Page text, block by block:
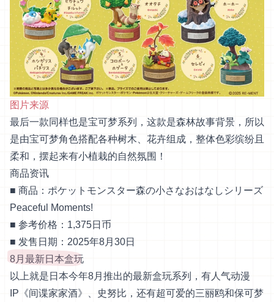
图片来源
最后一款同样也是宝可梦系列，这款是森林故事背景，所以
是由宝可梦角色搭配各种树木、花卉组成，整体色彩缤纷且
柔和，摆起来有小植栽的自然氛围！
商品资讯
■ 商品：ポケットモンスター森の小さなおはなしシリーズ
Peaceful Moments!
■ 参考价格：1,375日币
■ 发售日期：2025年8月30日
8月最新日本盒玩
以上就是日本今年8月推出的最新盒玩系列，有人气动漫
IP《间谍家家酒》、史努比，还有超可爱的三丽鸥和保可梦